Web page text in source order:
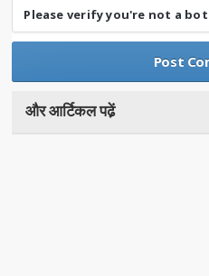
Please verify you're not a bot
और आर्टिकल पढे़ं